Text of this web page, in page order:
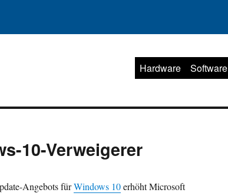
Hardware Software
10-Verweigerer
Angebots fürWindows 10erhöht Microsoft